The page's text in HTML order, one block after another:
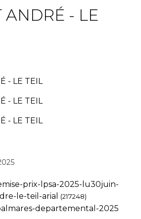
ANDRÉ - LE
prix-lpsa-2025-lu30juin-
le-teil-arial
(217248)
departemental-2025